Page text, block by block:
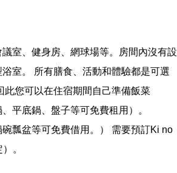
室、健身房、網球場等。房間內沒有設
室。 所有膳食、活動和體驗都是可選
此您可以在住宿期間自己準備飯菜
平底鍋、盤子等可免費租用）。
碗瓢盆等可免費借用。） 需要預訂Ki no
。